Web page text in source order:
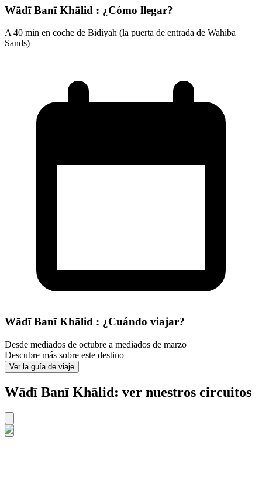
Wādī Banī Khālid : ¿Cómo llegar?
A 40 min en coche de Bidiyah (la puerta de entrada de Wahiba
Sands)
Wādī Banī Khālid : ¿Cuándo viajar?
Desde mediados de octubre a mediados de marzo
Descubre más sobre este destino
Ver la guía de viaje
Wādī Banī Khālid: ver nuestros circuitos